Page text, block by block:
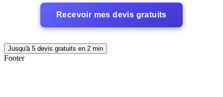
Recevoir mes devis gratuits
Jusqu'à 5 devis gratuits en 2 min
Footer